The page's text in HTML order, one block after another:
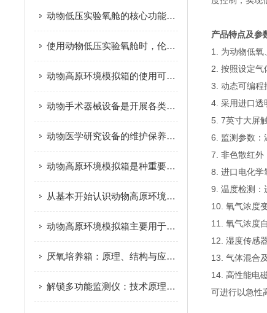
动物低压实验氧舱的核心功能是制造可控的低压环境
使用动物低压实验氧舱时，伦理规范与安全措施需要得到重视
动物高原环境模拟箱的使用可进一步推动相关科学研究的发展
动物手术器械设备是开展各类动物手术的重要工具
动物医学研究设备的维护保养需要从多个方面入手
动物高原环境模拟箱是种重要的实验室设备
从基本开始认识动物高原环境模拟箱
动物高原环境模拟箱主要用于动物学研究和医学研究等方面
厌氧培养箱：原理、结构与应用解析
解锁多功能监测仪：技术原理与多样化应用
产品特点及参
1. 为动物低氧
2. 按照设定气
3. 动态可编程
4. 采用进口透
5. 7英寸大屏
6. 监测参数：
7. 非色散红外
8. 进口电化学
9. 温度检测：
10. 氧气浓度
11. 氧气浓度
12. 湿度传感
13. 气体混合
14. 高性能电
可进行以急性